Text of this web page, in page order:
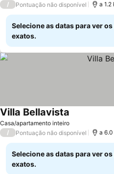
/ Pontuação não disponível a 1.2
Selecione as datas para ver
exatos.
Casa/apartamento inteiro
Villa Bellavista
/ Pontuação não disponível a
Selecione as datas para ver
exatos.